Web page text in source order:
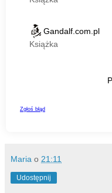
Maria o 21:11
Udostępnij